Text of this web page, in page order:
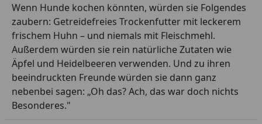
Wenn Hunde kochen könnten, würden sie Folgendes
zaubern: Getreidefreies Trockenfutter mit leckerem
frischem Huhn – und niemals mit Fleischmehl.
Außerdem würden sie rein natürliche Zutaten wie
Äpfel und Heidelbeeren verwenden. Und zu ihren
beeindruckten Freunde würden sie dann ganz
nebenbei sagen: „Oh das? Ach, das war doch nichts
Besonderes."